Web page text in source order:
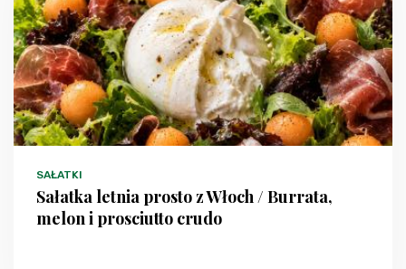
SAŁATKI
Sałatka letnia prosto z Włoch / Burrata,
melon i prosciutto crudo